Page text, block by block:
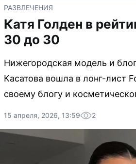
РАЗВЛЕЧЕНИЯ
Катя Голден в
30 до 30
Нижегородская модель и
Касатова вошла в лонг-лист
своему блогу и
15 апреля, 2026, 13:59 2